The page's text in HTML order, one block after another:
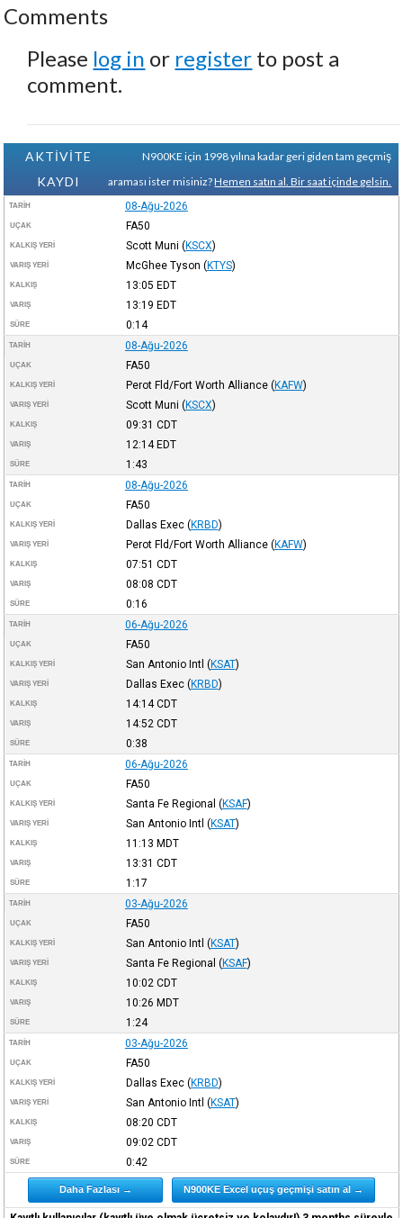
Comments
Please log in or register to post a
comment.
AKTİVİTE
KAYDI
N900KE için 1998 yılına kadar geri giden tam geçmiş
araması ister misiniz?Hemen satın al. Bir saat içinde gelsin.
TARIH 08-Ağu-2026
UÇAK FA50
KALKIŞ YERI Scott Muni (KSCX)
VARIŞ YERI McGhee Tyson (KTYS)
KALKIŞ 13:05 EDT
VARIŞ 13:19 EDT
SÜRE 0:14
TARIH 08-Ağu-2026
UÇAK FA50
KALKIŞ YERI Perot Fld/Fort Worth Alliance (KAFW)
VARIŞ YERI Scott Muni (KSCX)
KALKIŞ 09:31 CDT
VARIŞ 12:14EDT
SÜRE 1:43
TARIH 08-Ağu-2026
UÇAK FA50
KALKIŞ YERI Dallas Exec (KRBD)
VARIŞ YERI Perot Fld/Fort Worth Alliance (KAFW)
KALKIŞ 07:51 CDT
VARIŞ 08:08 CDT
SÜRE 0:16
TARIH 06-Ağu-2026
UÇAK FA50
KALKIŞ YERI San Antonio Intl (KSAT)
VARIŞ YERI Dallas Exec (KRBD)
KALKIŞ 14:14CDT
VARIŞ 14:52 CDT
SÜRE 0:38
TARIH 06-Ağu-2026
UÇAK FA50
KALKIŞ YERI Santa Fe Regional (KSAF)
VARIŞ YERI San Antonio Intl (KSAT)
KALKIŞ 11:13 MDT
VARIŞ 13:31 CDT
SÜRE 1:17
TARIH 03-Ağu-2026
UÇAK FA50
KALKIŞ YERI San Antonio Intl (KSAT)
VARIŞ YERI Santa Fe Regional (KSAF)
KALKIŞ 10:02 CDT
VARIŞ 10:26 MDT
SÜRE 1:24
TARIH 03-Ağu-2026
UÇAK FA50
KALKIŞ YERI Dallas Exec (KRBD)
VARIŞ YERI San Antonio Intl (KSAT)
KALKIŞ 08:20 CDT
VARIŞ 09:02 CDT
SÜRE 0:42
Daha Fazlası → N900KE Excel uçuş geçmişi satın al →